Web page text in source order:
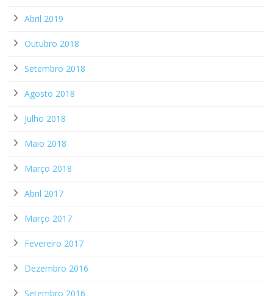
Abril 2019
Outubro 2018
Setembro 2018
Agosto 2018
Julho 2018
Maio 2018
Março 2018
Abril 2017
Março 2017
Fevereiro 2017
Dezembro 2016
Setembro 2016